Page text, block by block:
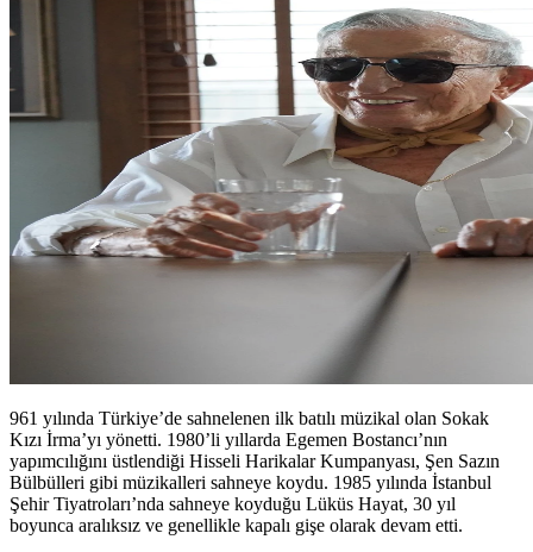
961 yılında Türkiye’de sahnelenen ilk batılı müzikal olan Sokak
Kızı İrma’yı yönetti. 1980’li yıllarda Egemen Bostancı’nın
yapımcılığını üstlendiği Hisseli Harikalar Kumpanyası, Şen Sazın
Bülbülleri gibi müzikalleri sahneye koydu. 1985 yılında İstanbul
Şehir Tiyatroları’nda sahneye koyduğu Lüküs Hayat, 30 yıl
boyunca aralıksız ve genellikle kapalı gişe olarak devam etti.